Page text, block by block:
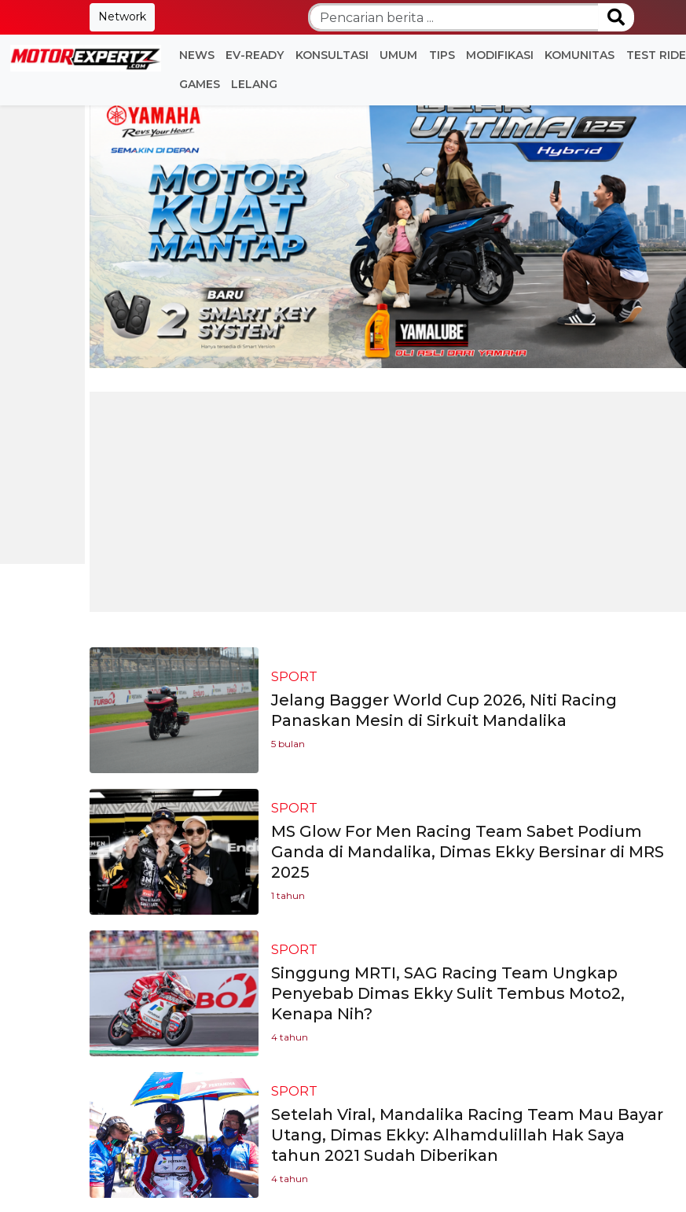
Network
NEWS EV-READY KONSULTASI UMUM TIPS MODIFIKASI KOMUNITAS TEST RIDE
GAMES LELANG
SPORT
Jelang Bagger World Cup 2026, Niti Racing
Panaskan Mesin di Sirkuit Mandalika
5 bulan
SPORT
MS Glow For Men Racing Team Sabet Podium
Ganda di Mandalika, Dimas Ekky Bersinar di MRS
2025
1 tahun
SPORT
Singgung MRTI, SAG Racing Team Ungkap
Penyebab Dimas Ekky Sulit Tembus Moto2,
Kenapa Nih?
4 tahun
SPORT
Setelah Viral, Mandalika Racing Team Mau Bayar
Utang, Dimas Ekky: Alhamdulillah Hak Saya
tahun 2021 Sudah Diberikan
4 tahun